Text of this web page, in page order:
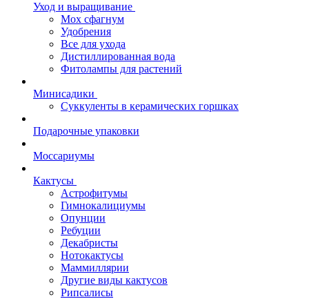
Уход и выращивание
Мох сфагнум
Удобрения
Все для ухода
Дистиллированная вода
Фитолампы для растений
Минисадики
Суккуленты в керамических горшках
Подарочные упаковки
Моссариумы
Кактусы
Астрофитумы
Гимнокалициумы
Опунции
Ребуции
Декабристы
Нотокактусы
Маммиллярии
Другие виды кактусов
Рипсалисы